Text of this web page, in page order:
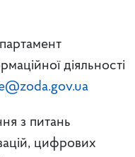
діяльності
з питань
цифрових